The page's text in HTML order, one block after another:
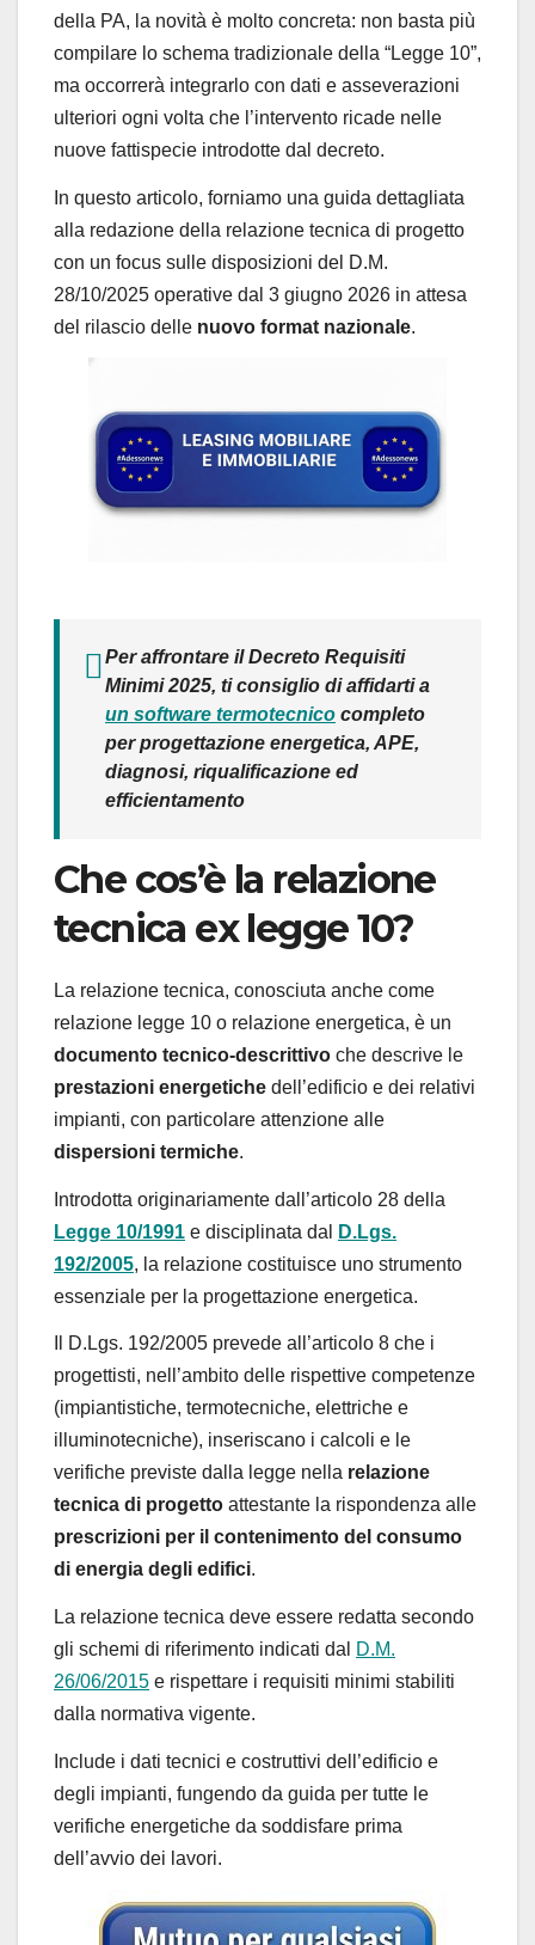
della PA, la novità è molto concreta: non basta più
compilare lo schema tradizionale della “Legge 10”,
ma occorrerà integrarlo con dati e asseverazioni
ulteriori ogni volta che l’intervento ricade nelle
nuove fattispecie introdotte dal decreto.
In questo articolo, forniamo una guida dettagliata
alla redazione della relazione tecnica di progetto
con un focus sulle disposizioni del D.M.
28/10/2025 operative dal 3 giugno 2026 in attesa
del rilascio delle nuovo format nazionale.
Per affrontare il Decreto Requisiti
Minimi 2025, ti consiglio di affidarti a
un software termotecnico completo
per progettazione energetica, APE,
diagnosi, riqualificazione ed
efficientamento
Che cos’è la relazione
tecnica ex legge 10?
La relazione tecnica, conosciuta anche come
relazione legge 10 o relazione energetica, è un
documento tecnico-descrittivo che descrive le
prestazioni energetiche dell’edificio e dei relativi
impianti, con particolare attenzione alle
dispersioni termiche.
Introdotta originariamente dall’articolo 28 della
Legge 10/1991 e disciplinata dal
D.Lgs.
192/2005, la relazione costituisce uno strumento
essenziale per la progettazione energetica.
Il D.Lgs. 192/2005 prevede all’articolo 8 che i
progettisti, nell’ambito delle rispettive competenze
(impiantistiche, termotecniche, elettriche e
illuminotecniche), inseriscano i calcoli e le
verifiche previste dalla legge nella relazione
tecnica di progetto attestante la rispondenza alle
prescrizioni per il contenimento del consumo
di energia degli edifici.
La relazione tecnica deve essere redatta secondo
gli schemi di riferimento indicati dal
D.M.
26/06/2015 e rispettare i requisiti minimi stabiliti
dalla normativa vigente.
Include i dati tecnici e costruttivi dell’edificio e
degli impianti, fungendo da guida per tutte le
verifiche energetiche da soddisfare prima
dell’avvio dei lavori.